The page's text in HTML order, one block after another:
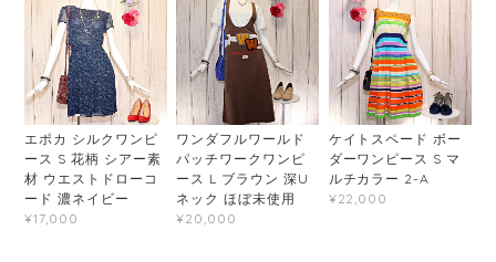
エポカ シルクワンピ
ース S 花柄 シアー素
材 ウエストドローコ
ード 濃ネイビー
¥17,000
ワンダフルワールド
パッチワークワンピ
ース L ブラウン 深U
ネック ほぼ未使用
¥20,000
ケイトスペード ボー
ダーワンピース S マ
ルチカラー 2-A
¥22,000